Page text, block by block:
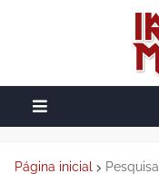
Página inicial Pesquisa